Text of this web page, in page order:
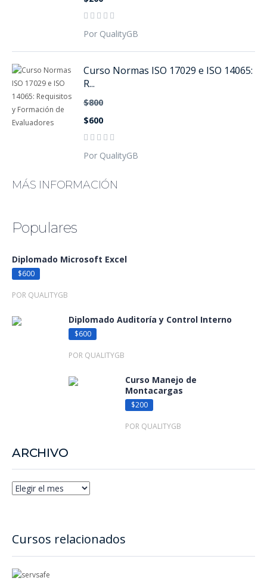
Cursos relacionados
Por QualityGB
Curso Normas ISO 17029 e ISO 14065:
R...
$800
$600
Por QualityGB
MÁS INFORMACIÓN
Populares
Diplomado Microsoft Excel
$600
POR QUALITYGB
Diplomado Auditoría y Control Interno
$600
POR QUALITYGB
Curso Manejo de
Montacargas
$200
POR QUALITYGB
ARCHIVO